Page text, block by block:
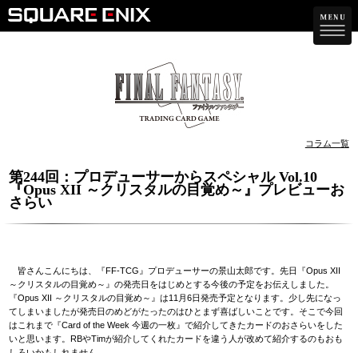
コラム一覧
第244回：プロデューサーからスペシャル Vol.10
『Opus XII ～クリスタルの目覚め～』プレビューお
さらい
皆さんこんにちは、『FF-TCG』プロデューサーの景山太郎です。先日『Opus XII
～クリスタルの目覚め～』の発売日をはじめとする今後の予定をお伝えしました。
『Opus XII ～クリスタルの目覚め～』は11月6日発売予定となります。少し先になっ
てしまいましたが発売日のめどがたったのはひとまず喜ばしいことです。そこで今回
はこれまで『Card of the Week 今週の一枚』で紹介してきたカードのおさらいをした
いと思います。RBやTimが紹介してくれたカードを違う人が改めて紹介するのもおも